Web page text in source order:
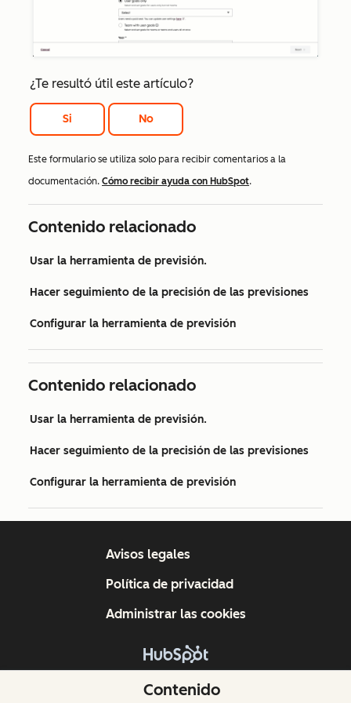
¿Te resultó útil este artículo?
Si No
Este formulario se utiliza solo para recibir comentarios a la
documentación. Cómo recibir ayuda con HubSpot.
Contenido relacionado
Usar la herramienta de previsión.
Hacer seguimiento de la precisión de las previsiones
Configurar la herramienta de previsión
Contenido relacionado
Usar la herramienta de previsión.
Hacer seguimiento de la precisión de las previsiones
Configurar la herramienta de previsión
Contenido
Copyright © 2026 HubSpot, Inc.
Avisos legales
Política de privacidad
Administrar las cookies